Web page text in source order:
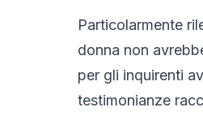
Particolarmente
donna non
per gli inquirenti
testimonianze